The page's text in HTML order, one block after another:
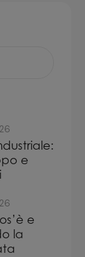
e
e
la